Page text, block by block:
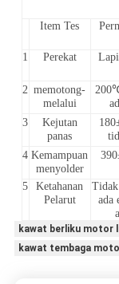
Item Tes
1
Perekat
2 memotong-
melalui
3
Kejutan
panas
4 Kemampuan
menyolder
5
Ketahanan
Pelarut
ada
kawat berliku motor
kawat tembaga